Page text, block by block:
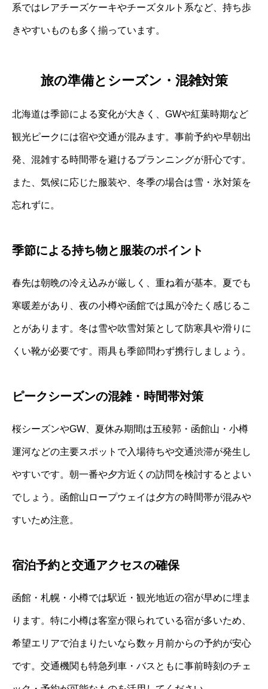
系ではレアチーズケーキやチーズタルト系など、持ち歩
きやすいものも多く揃っています。
旅の準備とシーズン・混雑対策
北海道は季節による変化が大きく、GWや紅葉時期など
観光ピークには宿や交通が混みます。事前予約や早朝出
発、混雑する時間帯を避けるプランニングが肝心です。
また、気候に応じた服装や、冬季の場合は雪・氷対策を
忘れずに。
季節による持ち物と服装のポイント
春先は朝晩の冷え込みが厳しく、重ね着が基本。夏でも
寒暖差があり、夜の小樽や函館では風が冷たく感じるこ
とがあります。冬は雪や吹雪対策として防寒具や滑りに
くい靴が必要です。雨具も季節問わず携行しましょう。
ピークシーズンの混雑・時間帯対策
桜シーズンやGW、夏休み期間は五稜郭・函館山・小樽
運河などの主要スポットで入場待ちや交通渋滞が発生し
やすいです。朝一番や夕方近くの訪問を検討するとよい
でしょう。函館山ロープウェイは夕方の時間帯が混みや
すいため注意。
宿泊予約と交通アクセスの確保
函館・札幌・小樽では駅近・観光地近の宿が早めに埋ま
ります。特に小樽は客室が限られている宿が多いため、
希望エリアで泊まりたいなら数ヶ月前からの予約が安心
です。交通機関も特急列車・バスともに事前時刻のチェ